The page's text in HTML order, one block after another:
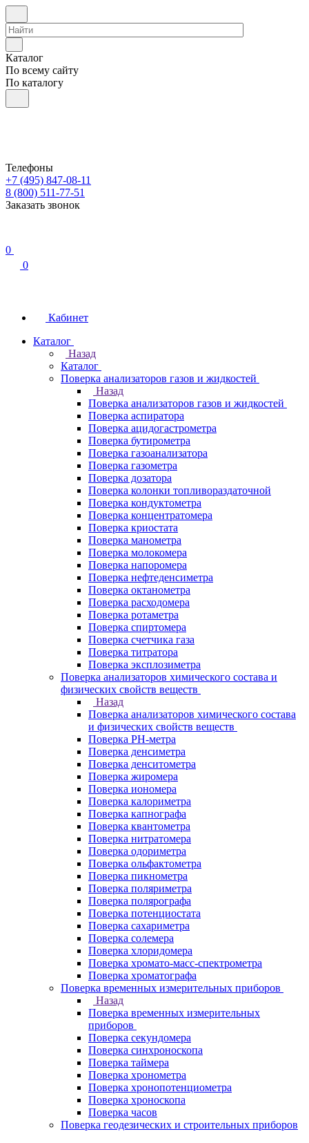
Каталог
По всему сайту
По каталогу
Телефоны
+7 (495) 847-08-11
8 (800) 511-77-51
Заказать звонок
0
0
Кабинет
Каталог
Назад
Каталог
Поверка анализаторов газов и жидкостей
Назад
Поверка анализаторов газов и жидкостей
Поверка аспиратора
Поверка ацидогастрометра
Поверка бутирометра
Поверка газоанализатора
Поверка газометра
Поверка дозатора
Поверка колонки топливораздаточной
Поверка кондуктометра
Поверка концентратомера
Поверка криостата
Поверка манометра
Поверка молокомера
Поверка напоромера
Поверка нефтеденсиметра
Поверка октанометра
Поверка расходомера
Поверка ротаметра
Поверка спиртомера
Поверка счетчика газа
Поверка титратора
Поверка эксплозиметра
Поверка анализаторов химического состава и
физических свойств веществ
Назад
Поверка анализаторов химического состава
и физических свойств веществ
Поверка PH-метра
Поверка денсиметра
Поверка денситометра
Поверка жиромера
Поверка иономера
Поверка калориметра
Поверка капнографа
Поверка квантометра
Поверка нитратомера
Поверка одориметра
Поверка ольфактометра
Поверка пикнометра
Поверка поляриметра
Поверка полярографа
Поверка потенциостата
Поверка сахариметра
Поверка солемера
Поверка хлоридомера
Поверка хромато-масс-спектрометра
Поверка хроматографа
Поверка временных измерительных приборов
Назад
Поверка временных измерительных
приборов
Поверка секундомера
Поверка синхроноскопа
Поверка таймера
Поверка хронометра
Поверка хронопотенциометра
Поверка хроноскопа
Поверка часов
Поверка геодезических и строительных приборов